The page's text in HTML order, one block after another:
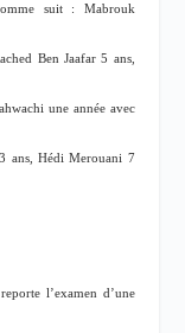
suit : Mabrouk
Ben Jaafar 5 ans,
une année avec
ans, Hédi Merouani 7
l’examen d’une